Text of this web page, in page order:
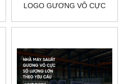
LOGO GƯƠNG VÔ CỰC
& TPHCM – CITYBUILDING